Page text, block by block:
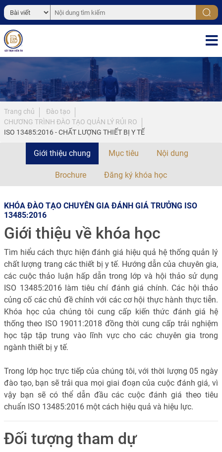
Trang chủ
Đào tạo
CHƯƠNG TRÌNH ĐÀO TẠO QUẢN LÝ RỦI RO
ISO 13485:2016 - CHẤT LƯỢNG THIẾT BỊ Y TẾ
Giới thiệu chung Mục tiêu Nội dung
Brochure Đăng ký khóa học
KHÓA ĐÀO TẠO CHUYÊN GIA ĐÁNH GIÁ TRƯỞNG ISO
13485:2016
Giới thiệu về khóa học
Tìm hiểu cách thực hiện đánh giá hiệu quả hệ thống quản lý
chất lượng trang các thiết bị y tế. Hướng dẫn của chuyên gia,
các cuộc thảo luận hấp dẫn trong lớp và hội thảo sử dụng
ISO 13485:2016 làm tiêu chí đánh giá chính. Các hội thảo
củng cố các chủ đề chính với các cơ hội thực hành thực tiễn.
Khóa học của chúng tôi cung cấp kiến thức đánh giá hệ
thống theo ISO 19011:2018 đồng thời cung cấp trải nghiệm
học tập tập trung vào lĩnh vực cho các chuyên gia trong
ngành thiết bị y tế.
Trong lớp học trực tiếp của chúng tôi, với thời lượng 05 ngày
đào tạo, bạn sẽ trải qua mọi giai đoạn của cuộc đánh giá, vì
vậy bạn sẽ có thể dẫn đầu các cuộc đánh giá theo tiêu
chuẩn ISO 13485:2016 một cách hiệu quả và hiệu lực.
Đối tượng tham dự